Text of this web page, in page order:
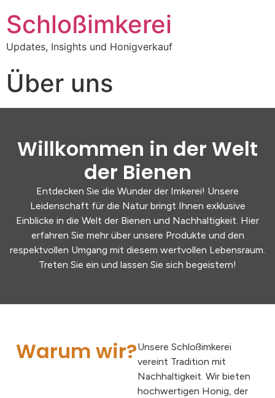
Schloßimkerei
Updates, Insights und Honigverkauf
Über uns
Willkommen in der Welt
der Bienen
Entdecken Sie die Wunder der Imkerei! Unsere
Leidenschaft für die Natur bringt Ihnen exklusive
Einblicke in die Welt der Bienen und Nachhaltigkeit. Hier
erfahren Sie mehr über unsere Produkte und den
respektvollen Umgang mit diesem wertvollen Lebensraum.
Treten Sie ein und lassen Sie sich begeistern!
Warum wir?Unsere Schloßimkerei
vereint Tradition mit
Nachhaltigkeit. Wir bieten
hochwertigen Honig, der